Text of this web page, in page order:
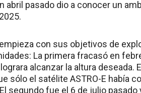
abril pasado dio a conocer un
con sus objetivos de
La primera fracasó en
alcanzar la altura
sólo el satélite ASTRO-E había
segundo fue el 6 de julio